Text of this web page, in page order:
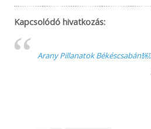
Kapcsolódó hivatkozás:
Arany Pillanatok Békéscsabán!￼